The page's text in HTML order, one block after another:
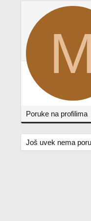
Poruke na profilima
Još uvek nema